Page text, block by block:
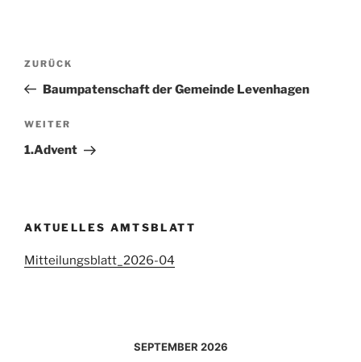
Beitragsnavigation
Vorheriger
Beitrag
ZURÜCK
Baumpatenschaft der Gemeinde Levenhagen
Nächster
Beitrag
WEITER
1.Advent
AKTUELLES AMTSBLATT
Mitteilungsblatt_2026-04
SEPTEMBER 2026